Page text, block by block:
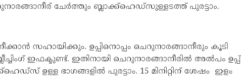
ചേര്‍ത്തും ബ്ലാക്ക്ഹെഡ്‌സുള്ളടത്ത് പുരട്ടാം.
സഹായിക്കും. ഉപ്പിനൊപ്പം ചെറുനാരങ്ങാനീരും കൂടി
ഇഫക്ടുണ്ട്. ഇതിനായി ചെറുനാരങ്ങാനീരില്‍ അല്‍പം ഉപ്പ്
ഉള്ള ഭാഗങ്ങളില്‍ പുരട്ടാം. 15 മിനിറ്റിന് ശേഷം ഇളം